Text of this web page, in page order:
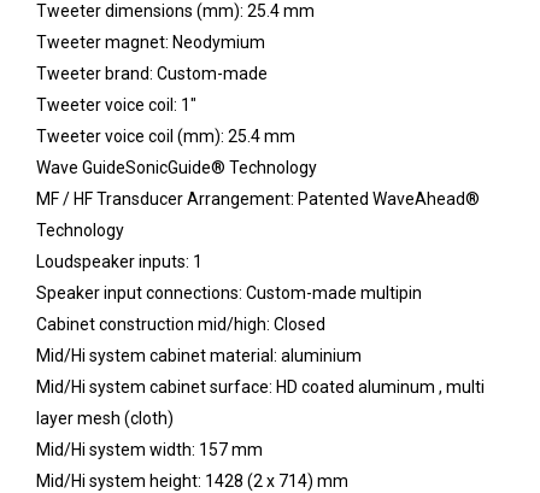
Tweeter dimensions (mm): 25.4 mm
Tweeter magnet: Neodymium
Tweeter brand: Custom-made
Tweeter voice coil: 1"
Tweeter voice coil (mm): 25.4 mm
Wave GuideSonicGuide® Technology
MF / HF Transducer Arrangement: Patented WaveAhead®
Technology
Loudspeaker inputs: 1
Speaker input connections: Custom-made multipin
Cabinet construction mid/high: Closed
Mid/Hi system cabinet material: aluminium
Mid/Hi system cabinet surface: HD coated aluminum , multi
layer mesh (cloth)
Mid/Hi system width: 157 mm
Mid/Hi system height: 1428 (2 x 714) mm